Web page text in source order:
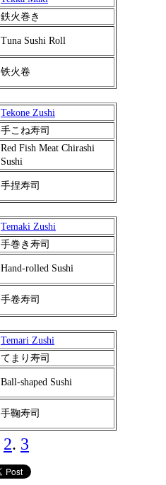
鉄火巻き
Tuna Sushi Roll
铁火卷
Tekone Zushi
手こね寿司
Red Fish Meat Chirashi
Sushi
手捏寿司
Temaki Zushi
手巻き寿司
Hand-rolled Sushi
手卷寿司
Temari Zushi
てまり寿司
Ball-shaped Sushi
手鞠寿司
2. 3